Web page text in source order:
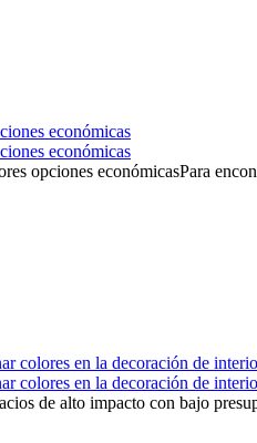
económicas
económicas
opciones económicasPara
colores en la decoración de
colores en la decoración de
de alto impacto con bajo